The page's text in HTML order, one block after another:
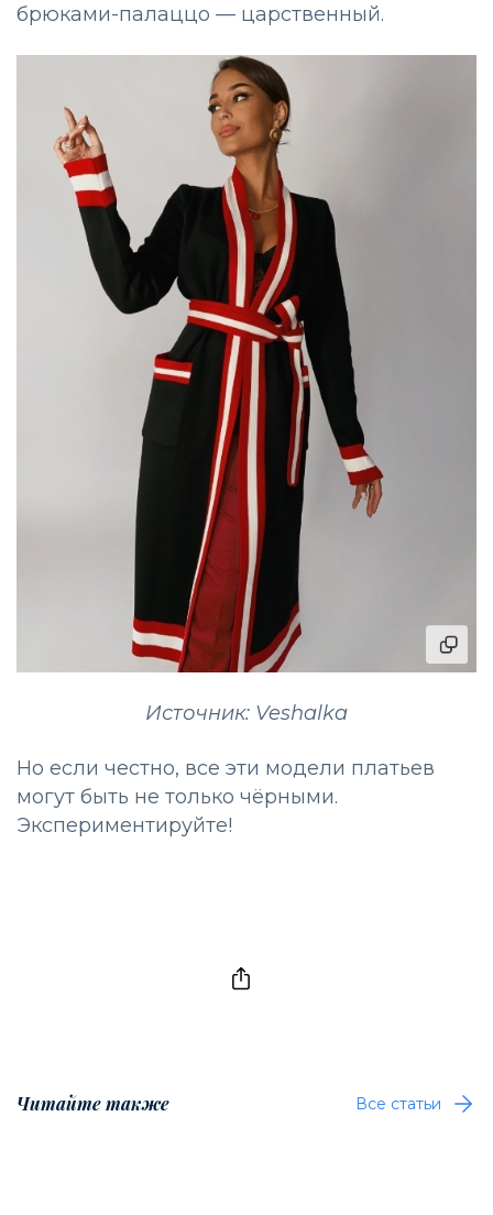
брюками-палаццо — царственный.
Источник: Veshalka
Но если честно, все эти модели платьев
могут быть не только чёрными.
Экспериментируйте!
Читайте также Все статьи